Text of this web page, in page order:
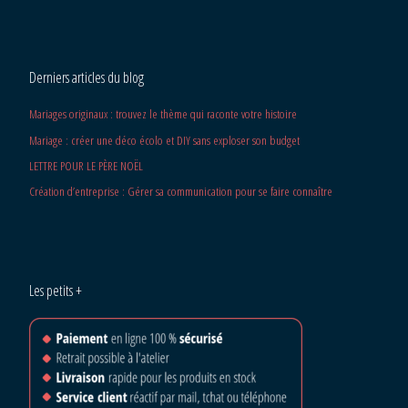
Derniers articles du blog
Mariages originaux : trouvez le thème qui raconte votre histoire
Mariage : créer une déco écolo et DIY sans exploser son budget
LETTRE POUR LE PÈRE NOËL
Création d’entreprise : Gérer sa communication pour se faire connaître
Les petits +